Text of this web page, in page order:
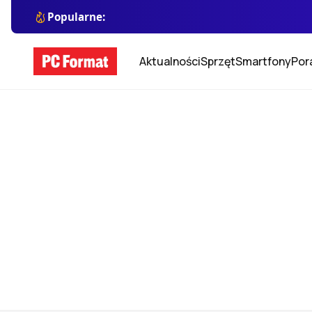
Popularne:
AktualnościSprzętSmartfony